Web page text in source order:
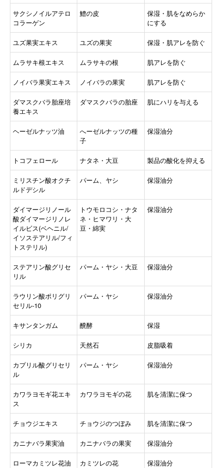
サクシノイルアテロ
コラーゲン
鱧の皮
保湿・肌をなめらか
にする
ユズ果実エキス ユズの果実 保湿・肌アレを防ぐ
ムラサキ根エキス ムラサキの根 肌アレを防ぐ
ノイバラ果実エキス ノイバラの果実 肌アレを防ぐ
ダマスクバラ胎座培
養エキス
ダマスクバラの胎座 肌にハリを与える
ヘーゼルナッツ油
へーゼルナッツの種
子
保湿油分
トコフェロール ナタネ・大豆 製品の酸化を抑える
ミリスチン酸オクチ
ルドデシル
パーム、ヤシ 保湿油分
ダイマージリノール
酸ダイマージリノレ
イルビス(ベヘニル/
イソステアリル/フィ
トステリル)
トウモロコシ・ナタ
ネ・ヒマワリ・大
豆・綿実
保湿油分
ステアリン酸グリセ
リル
パーム・ヤシ・大豆 保湿油分
ラウリン酸ポリグリ
セリル-10
パーム・ヤシ 保湿油分
キサンタンガム 醗酵 保湿
シリカ 天然石 皮脂吸着
カプリル酸グリセリ
ル
パーム・ヤシ 保湿油分
カワラヨモギ花エキ
ス
カワラヨモギの花 肌を清潔に保つ
チョウジエキス チョウジのつぼみ 肌を清潔に保つ
カニナバラ果実油 カニナバラの果実 保湿油分
ローマカミツレ花油 カミツレの花 保湿油分